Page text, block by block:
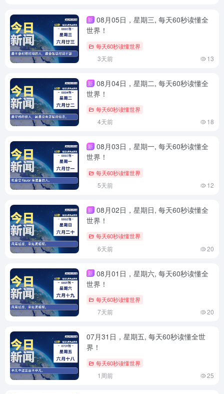
新 08月05日，星期三, 每天60秒读懂全
世界！
每天60秒读懂世界
3天前 13
新 08月04日，星期二, 每天60秒读懂全
世界！
每天60秒读懂世界
4天前 18
新 08月03日，星期一, 每天60秒读懂全
世界！
每天60秒读懂世界
5天前 12
新 08月02日，星期日, 每天60秒读懂全
世界！
每天60秒读懂世界
6天前 20
新 08月01日，星期六, 每天60秒读懂全
世界！
每天60秒读懂世界
7天前 20
07月31日，星期五, 每天60秒读懂全世
界！
每天60秒读懂世界
1周前 25